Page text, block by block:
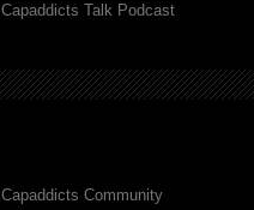
Capaddicts Talk Podcast
Capaddicts Community